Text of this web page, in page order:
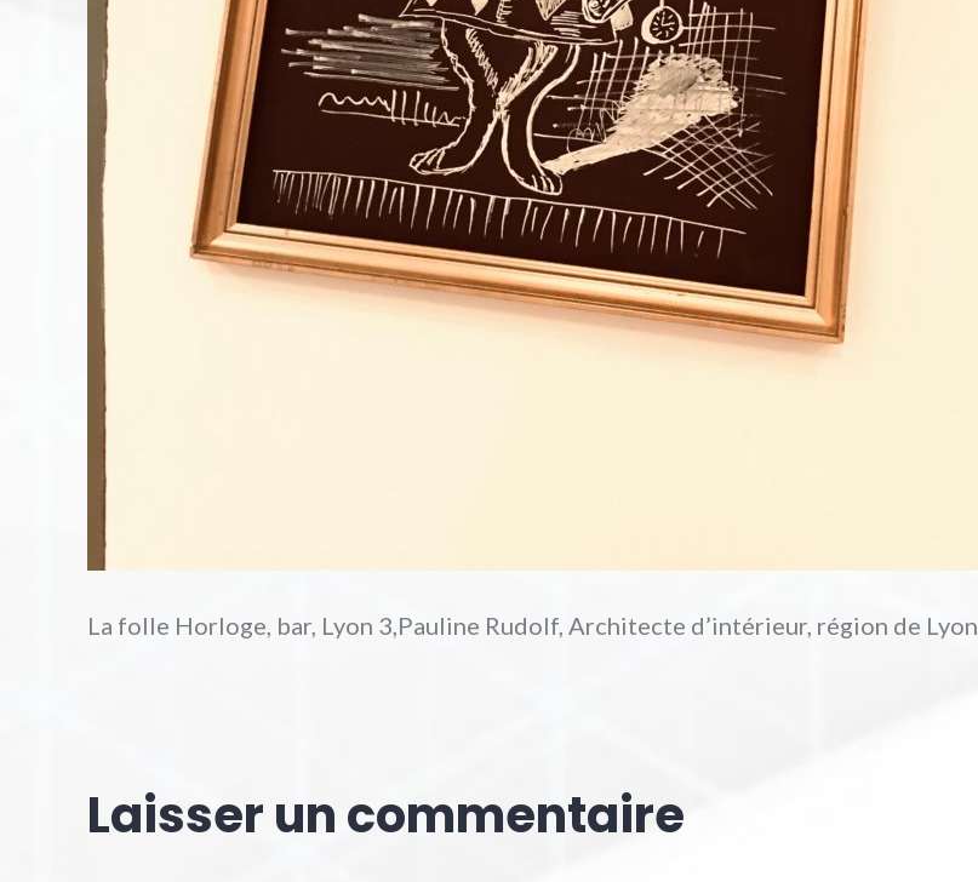
La folle Horloge, bar, Lyon 3,Pauline Rudolf, Architecte d’intérieur, région de Lyon
Laisser un commentaire